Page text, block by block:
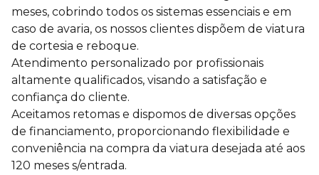
meses, cobrindo todos os sistemas essenciais e em
caso de avaria, os nossos clientes dispõem de viatura
de cortesia e reboque.
Atendimento personalizado por profissionais
altamente qualificados, visando a satisfação e
confiança do cliente.
Aceitamos retomas e dispomos de diversas opções
de financiamento, proporcionando flexibilidade e
conveniência na compra da viatura desejada até aos
120 meses s/entrada.